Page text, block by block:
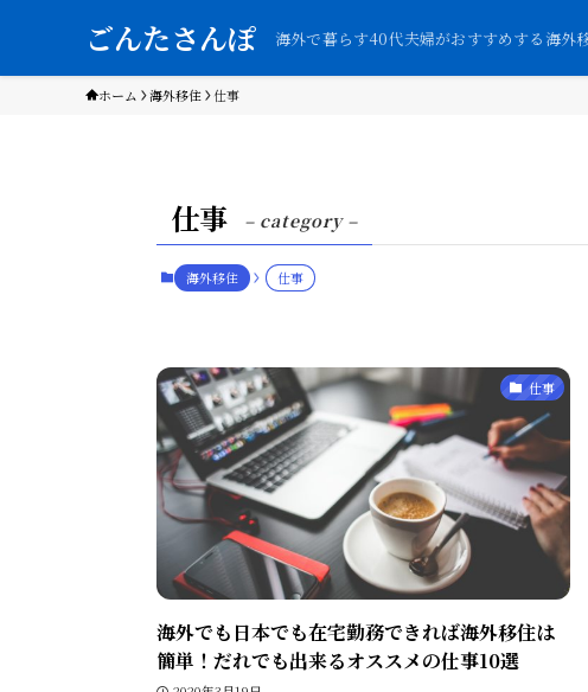
ごんたさんぽ 海外で暮らす40代夫婦がおすすめする海外
ホーム 海外移住 仕事
仕事 – category –
海外移住 仕事
仕事
海外でも日本でも在宅勤務できれば海外移住は
簡単！だれでも出来るオススメの仕事10選